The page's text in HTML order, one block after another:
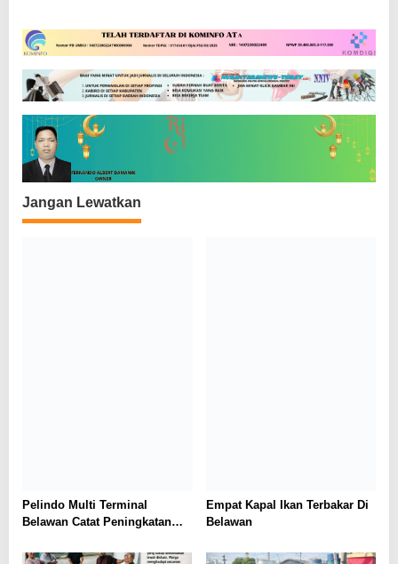
a
s
i
p
o
s
Jangan Lewatkan
Pelindo Multi Terminal
Belawan Catat Peningkatan
Kering pada Semester I 2026
Empat Kapal Ikan Terbakar Di
Belawan